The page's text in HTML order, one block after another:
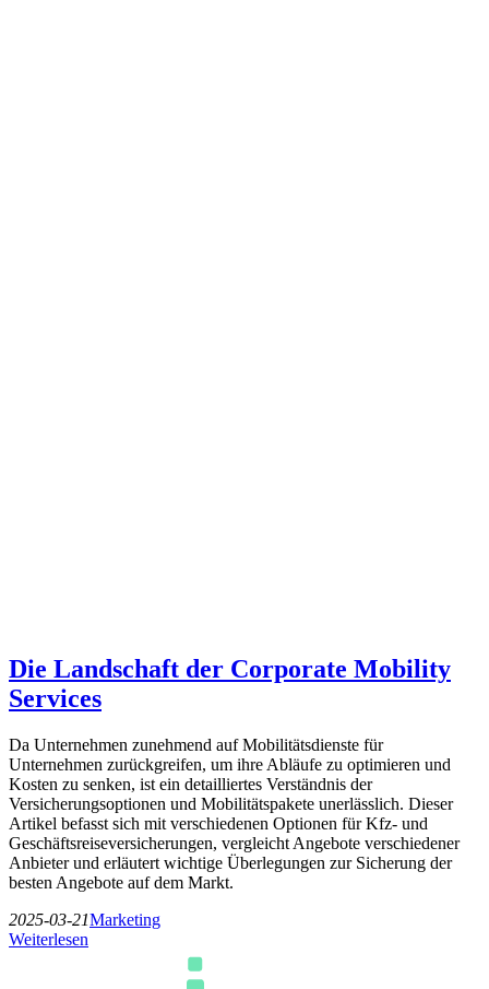
Die Landschaft der Corporate Mobility
Services
Da Unternehmen zunehmend auf Mobilitätsdienste für
Unternehmen zurückgreifen, um ihre Abläufe zu optimieren und
Kosten zu senken, ist ein detailliertes Verständnis der
Versicherungsoptionen und Mobilitätspakete unerlässlich. Dieser
Artikel befasst sich mit verschiedenen Optionen für Kfz- und
Geschäftsreiseversicherungen, vergleicht Angebote verschiedener
Anbieter und erläutert wichtige Überlegungen zur Sicherung der
besten Angebote auf dem Markt.
2025-03-21Marketing
Weiterlesen